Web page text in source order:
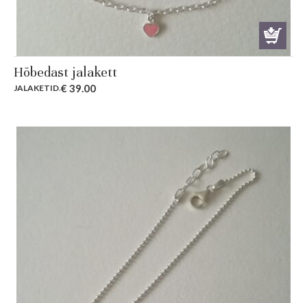
Hõbedast jalakett
JALAKETID.€ 39.00